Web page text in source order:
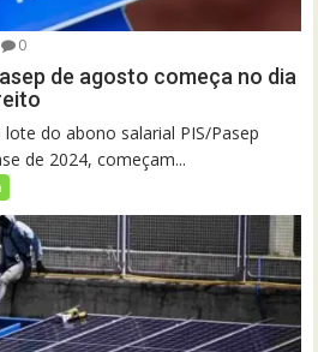
0
de agosto começa no dia
do abono salarial PIS/Pasep
de 2024, começam...